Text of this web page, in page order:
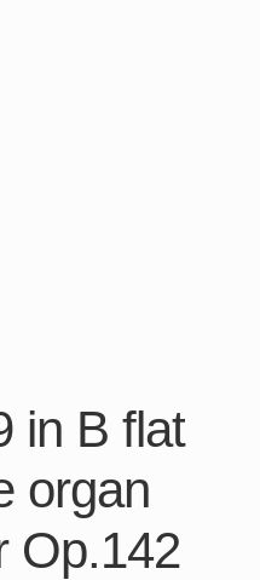
in B flat
organ
Op.142